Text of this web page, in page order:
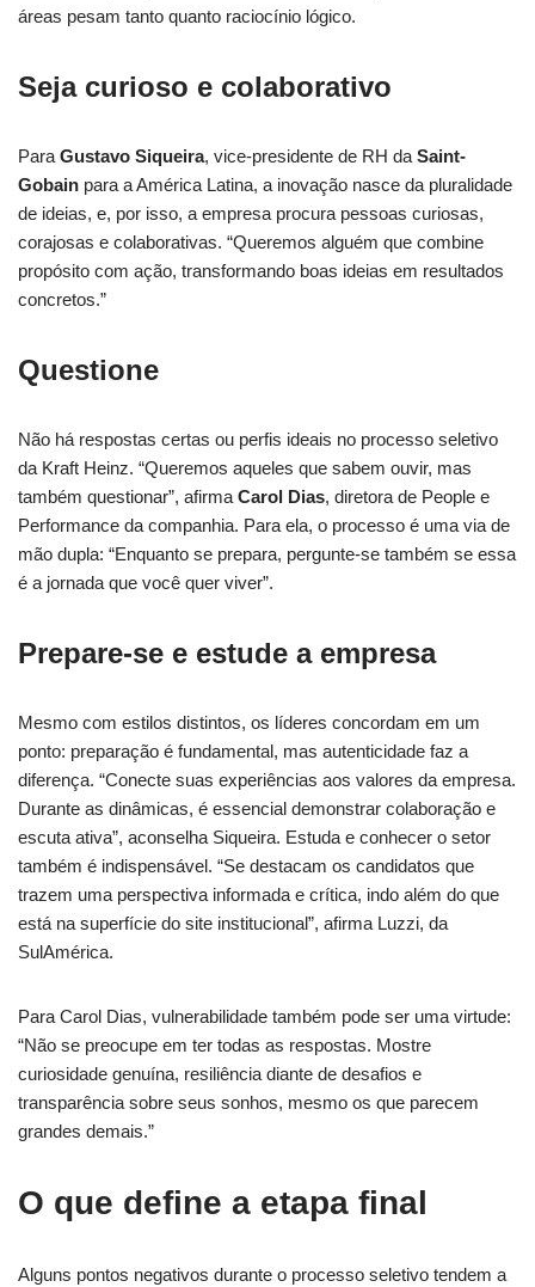
áreas pesam tanto quanto raciocínio lógico.
Seja curioso e colaborativo
Para Gustavo Siqueira, vice-presidente de RH da Saint-
Gobain para a América Latina, a inovação nasce da pluralidade
de ideias, e, por isso, a empresa procura pessoas curiosas,
corajosas e colaborativas. “Queremos alguém que combine
propósito com ação, transformando boas ideias em resultados
concretos.”
Questione
Não há respostas certas ou perfis ideais no processo seletivo
da Kraft Heinz. “Queremos aqueles que sabem ouvir, mas
também questionar”, afirma Carol Dias, diretora de People e
Performance da companhia. Para ela, o processo é uma via de
mão dupla: “Enquanto se prepara, pergunte-se também se essa
é a jornada que você quer viver”.
Prepare-se e estude a empresa
Mesmo com estilos distintos, os líderes concordam em um
ponto: preparação é fundamental, mas autenticidade faz a
diferença. “Conecte suas experiências aos valores da empresa.
Durante as dinâmicas, é essencial demonstrar colaboração e
escuta ativa”, aconselha Siqueira. Estuda e conhecer o setor
também é indispensável. “Se destacam os candidatos que
trazem uma perspectiva informada e crítica, indo além do que
está na superfície do site institucional”, afirma Luzzi, da
SulAmérica.
Para Carol Dias, vulnerabilidade também pode ser uma virtude:
“Não se preocupe em ter todas as respostas. Mostre
curiosidade genuína, resiliência diante de desafios e
transparência sobre seus sonhos, mesmo os que parecem
grandes demais.”
O que define a etapa final
Alguns pontos negativos durante o processo seletivo tendem a